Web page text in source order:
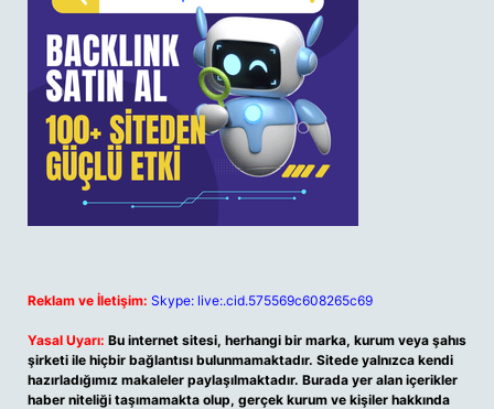
Reklam ve İletişim: Skype: live:.cid.575569c608265c69
Yasal Uyarı: Bu internet sitesi, herhangi bir marka, kurum veya şahıs
şirketi ile hiçbir bağlantısı bulunmamaktadır. Sitede yalnızca kendi
hazırladığımız makaleler paylaşılmaktadır. Burada yer alan içerikler
haber niteliği taşımamakta olup, gerçek kurum ve kişiler hakkında